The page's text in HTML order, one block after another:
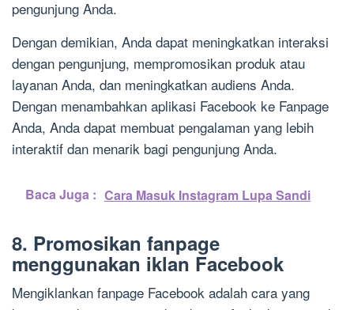
pengunjung Anda.
Dengan demikian, Anda dapat meningkatkan interaksi
dengan pengunjung, mempromosikan produk atau
layanan Anda, dan meningkatkan audiens Anda.
Dengan menambahkan aplikasi Facebook ke Fanpage
Anda, Anda dapat membuat pengalaman yang lebih
interaktif dan menarik bagi pengunjung Anda.
Baca Juga : Cara Masuk Instagram Lupa Sandi
8. Promosikan fanpage
menggunakan iklan Facebook
Mengiklankan fanpage Facebook adalah cara yang